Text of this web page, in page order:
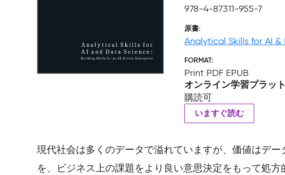
978-4-87311-955-7
原書
Analytical Skills for AI
FORMAT
Print PDF EPUB
オンライン学習プラッ
購読可
いますぐ読む
現代社会は多くのデータで溢れていますが、価値はデ
を、ビジネス上の課題をより良い意思決定をもって処